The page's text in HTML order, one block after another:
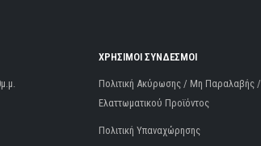
ΧΡΗΣΙΜΟΙ ΣΥΝΔΕΣΜΟΙ
Πολιτική Ακύρωσης / Μη Παραλαβής /
Ελαττωματικού Προϊόντος
Πολιτική Υπαναχώρησης